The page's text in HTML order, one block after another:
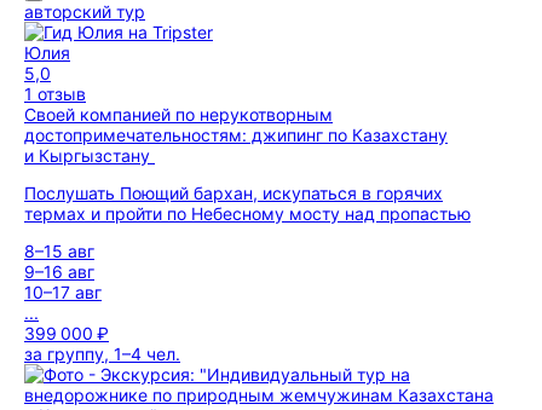
авторский тур
Юлия
5,0
1 отзыв
Своей компанией по нерукотворным
достопримечательностям: джипинг по Казахстану
и Кыргызстану
Послушать Поющий бархан, искупаться в горячих
термах и пройти по Небесному мосту над пропастью
8–15 авг
9–16 авг
10–17 авг
...
399 000 ₽
за группу, 1–4 чел.